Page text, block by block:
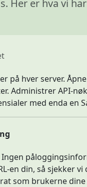
Her er hva vi
på hver server. Åpne
Administrer API-
med enda en
en din, så sjekker vi
som brukerne dine